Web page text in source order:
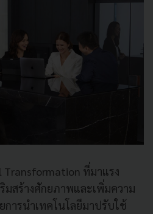
Transformation ที่มาแรง
มสร้างศักยภาพและเพิ่มความ
ารนำเทคโนโลยีมาปรับใช้